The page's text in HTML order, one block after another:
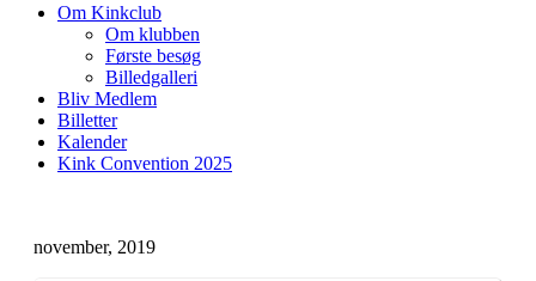
Om Kinkclub
Om klubben
Første besøg
Billedgalleri
Bliv Medlem
Billetter
Kalender
Kink Convention 2025
november, 2019